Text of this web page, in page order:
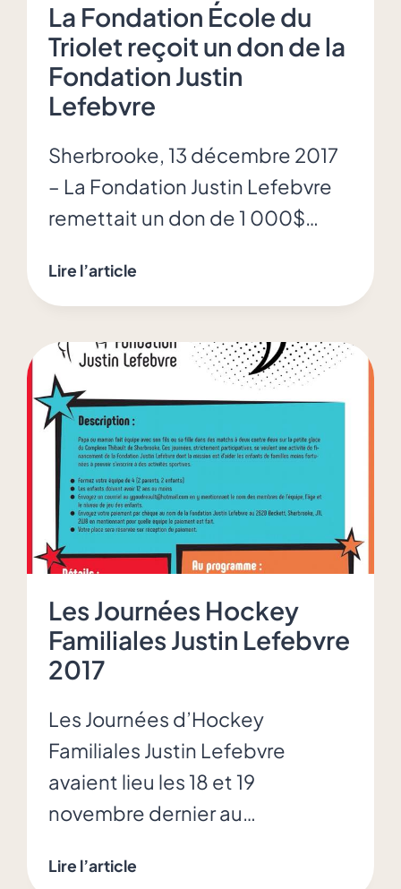
La Fondation École du
Triolet reçoit un don de la
Fondation Justin
Lefebvre
Sherbrooke, 13 décembre 2017
– La Fondation Justin Lefebvre
remettait un don de 1 000$…
Lire l’article
du
Triolet
don
de
la
Fondation
Justin
Lefebvre
Les Journées Hockey
Familiales Justin Lefebvre
2017
Les Journées d’Hockey
Familiales Justin Lefebvre
avaient lieu les 18 et 19
novembre dernier au…
Lire l’article